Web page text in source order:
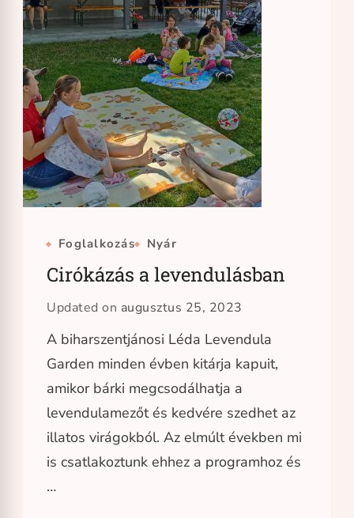
Foglalkozás Nyár
Cirókázás a levendulásban
Updated on augusztus 25, 2023
A biharszentjánosi Léda Levendula
Garden minden évben kitárja kapuit,
amikor bárki megcsodálhatja a
levendulamezőt és kedvére szedhet az
illatos virágokból. Az elmúlt években mi
is csatlakoztunk ehhez a programhoz és
…